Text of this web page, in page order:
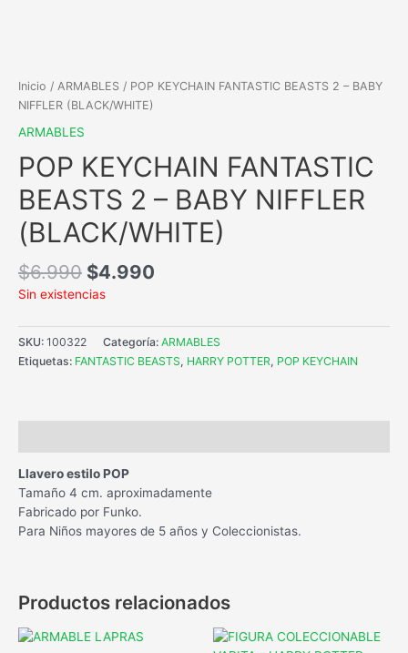
Inicio / ARMABLES / POP KEYCHAIN FANTASTIC BEASTS 2 – BABY
NIFFLER (BLACK/WHITE)
ARMABLES
POP KEYCHAIN FANTASTIC
BEASTS 2 – BABY NIFFLER
(BLACK/WHITE)
$6.990 $4.990
Sin existencias
SKU: 100322 Categoría: ARMABLES
Etiquetas: FANTASTIC BEASTS, HARRY POTTER, POP KEYCHAIN
Llavero estilo POP
Tamaño 4 cm. aproximadamente
Fabricado por Funko.
Para Niños mayores de 5 años y Coleccionistas.
Productos relacionados